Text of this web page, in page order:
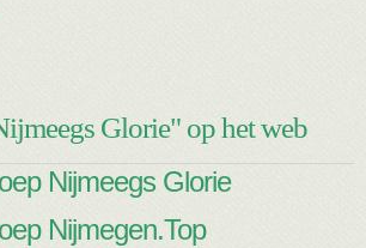
Glorie" op het web
Nijmeegs Glorie
Nijmegen.Top